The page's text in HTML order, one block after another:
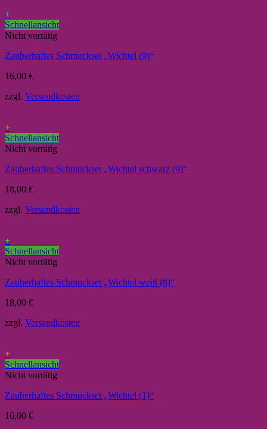
+
Schnellansicht
Nicht vorrätig
Zauberhaftes Schmuckset „Wichtel (9)“
16,00 €
zzgl. Versandkosten
+
Schnellansicht
Nicht vorrätig
Zauberhaftes Schmuckset „Wichtel schwarz (9)“
18,00 €
zzgl. Versandkosten
+
Schnellansicht
Nicht vorrätig
Zauberhaftes Schmuckset „Wichtel weiß (8)“
18,00 €
zzgl. Versandkosten
+
Schnellansicht
Nicht vorrätig
Zauberhaftes Schmuckset „Wichtel (1)“
16,00 €